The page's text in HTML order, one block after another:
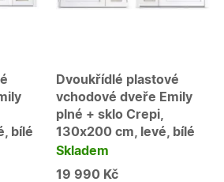
bílé
Dvoukřídlé plastové
vchodové dveře Emily
plné + sklo Crepi,
130x200 cm, levé, bílé
Skladem
19 990 Kč